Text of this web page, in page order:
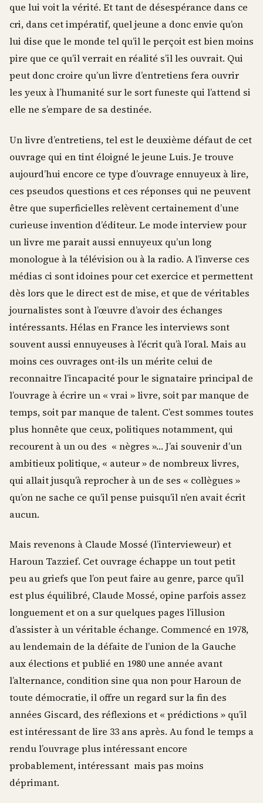
que lui voit la vérité. Et tant de désespérance dans ce
cri, dans cet impératif, quel jeune a donc envie qu’on
lui dise que le monde tel qu’il le perçoit est bien moins
pire que ce qu’il verrait en réalité s’il les ouvrait. Qui
peut donc croire qu’un livre d’entretiens fera ouvrir
les yeux à l’humanité sur le sort funeste qui l’attend si
elle ne s’empare de sa destinée.
Un livre d’entretiens, tel est le deuxième défaut de cet
ouvrage qui en tint éloigné le jeune Luis. Je trouve
aujourd’hui encore ce type d’ouvrage ennuyeux à lire,
ces pseudos questions et ces réponses qui ne peuvent
être que superficielles relèvent certainement d’une
curieuse invention d’éditeur. Le mode interview pour
un livre me parait aussi ennuyeux qu’un long
monologue à la télévision ou à la radio. A l’inverse ces
médias ci sont idoines pour cet exercice et permettent
dès lors que le direct est de mise, et que de véritables
journalistes sont à l’œuvre d’avoir des échanges
intéressants. Hélas en France les interviews sont
souvent aussi ennuyeuses à l’écrit qu’à l’oral. Mais au
moins ces ouvrages ont-ils un mérite celui de
reconnaitre l’incapacité pour le signataire principal de
l’ouvrage à écrire un « vrai » livre, soit par manque de
temps, soit par manque de talent. C’est sommes toutes
plus honnête que ceux, politiques notamment, qui
recourent à un ou des « nègres »… J’ai souvenir d’un
ambitieux politique, « auteur » de nombreux livres,
qui allait jusqu’à reprocher à un de ses « collègues »
qu’on ne sache ce qu’il pense puisqu’il n’en avait écrit
aucun.
Mais revenons à Claude Mossé (l’intervieweur) et
Haroun Tazzief. Cet ouvrage échappe un tout petit
peu au griefs que l’on peut faire au genre, parce qu’il
est plus équilibré, Claude Mossé, opine parfois assez
longuement et on a sur quelques pages l’illusion
d’assister à un véritable échange. Commencé en 1978,
au lendemain de la défaite de l’union de la Gauche
aux élections et publié en 1980 une année avant
l’alternance, condition sine qua non pour Haroun de
toute démocratie, il offre un regard sur la fin des
années Giscard, des réflexions et « prédictions » qu’il
est intéressant de lire 33 ans après. Au fond le temps a
rendu l’ouvrage plus intéressant encore
probablement, intéressant mais pas moins
déprimant.